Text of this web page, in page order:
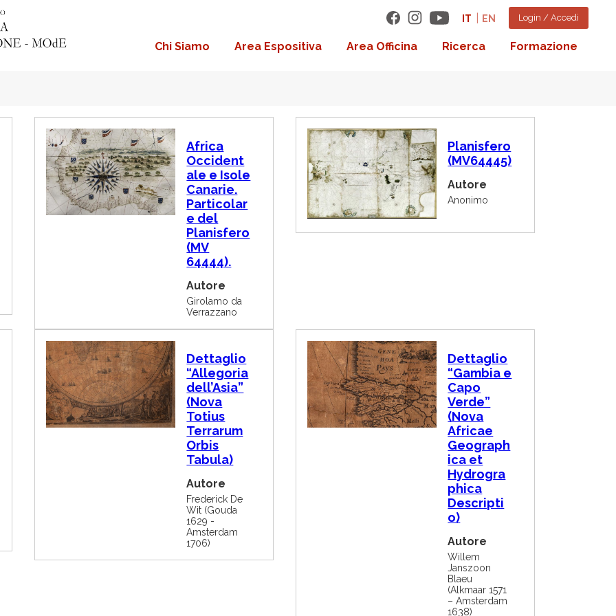
IT EN Login / Accedi
Navigazione
Chi Siamo Area Espositiva Area Officina Ricerca Formazione
I
m
m
a
g
i
n
Africa
Occident
ale e Isole
Canarie.
Particolar
e del
Planisfero
(MV
64444).
Autore
Girolamo da
Verrazzano
I
m
m
a
g
i
n
Planisfero
(MV64445)
Autore
Anonimo
m
m
a
g
i
n
Dettaglio
“Allegoria
dell’Asia”
(Nova
Totius
Terrarum
Orbis
Tabula)
Autore
Frederick De
Wit (Gouda
1629 -
Amsterdam
1706)
I
m
m
a
g
i
n
Dettaglio
“Gambia e
Capo
Verde”
(Nova
Africae
Geograph
ica et
Hydrogra
phica
Descripti
o)
Autore
Willem
Janszoon
Blaeu
(Alkmaar 1571
– Amsterdam
1638)